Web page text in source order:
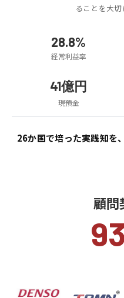
ることを大切
28.8%
経常利益率
41億円
現預金
26か国で培った実践知を、
顧問